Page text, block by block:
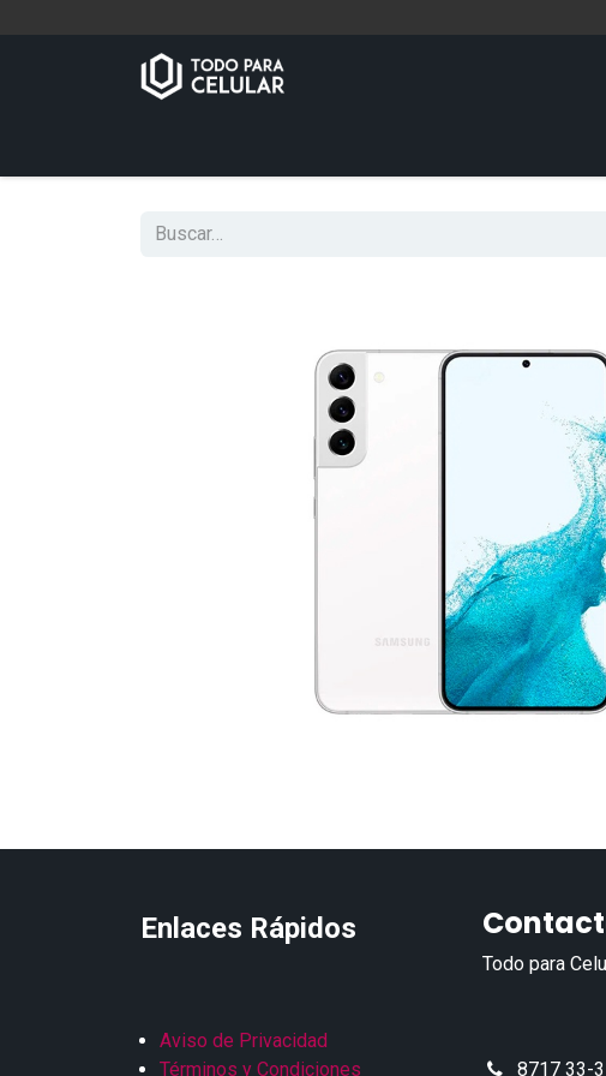
Enlaces Rápidos
Todo para
Aviso de Privacidad
Términos y Condiciones
8717 33-